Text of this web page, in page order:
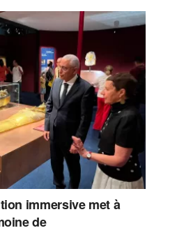
immersive met à
de